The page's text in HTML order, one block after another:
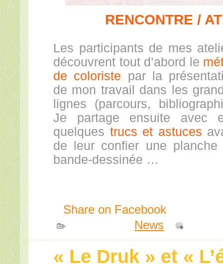
RENCONTRE /
Les participants de mes
découvrent tout d’abord le
de coloriste par la
de mon travail dans les
lignes (parcours,
Je partage ensuite avec
quelques trucs et astuces
de leur confier une planche
bande-dessinée …
Share on Facebook
News
« Le Druk » et «